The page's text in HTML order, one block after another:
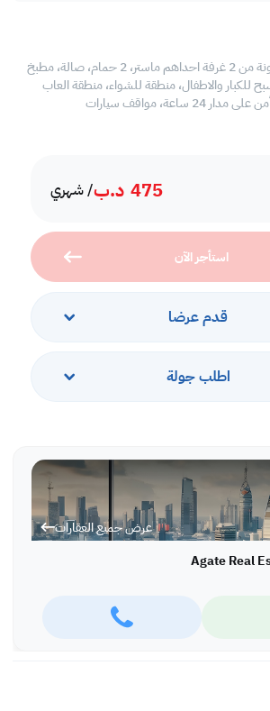
475 د.ب/ شهري
استأجر الآن
قدم عرضا
اطلب جولة
عرض جميع العقارات
Agate Real
شقة للايجار في مراسي، مكونة من 2 غرفة احداهم ماستر، 2 حمام، صالة، مطبخ
للكبار والاطفال، منطقة للشواء، منطقة العاب
مواقف سيارات